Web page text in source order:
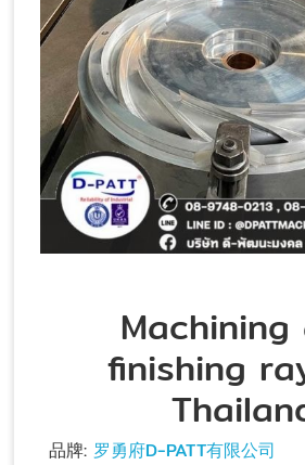
Machining
finishing
品牌: 罗勇府D-PATT有限公司